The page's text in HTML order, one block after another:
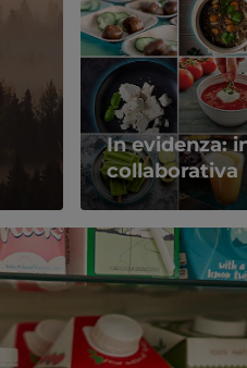
In evidenza:
collaborativa